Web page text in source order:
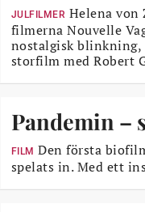
JULFILMER Helena von
filmerna Nouvelle
nostalgisk blinkning,
storfilm med Robert
Pandemin –
FILM Den första
spelats in. Med ett